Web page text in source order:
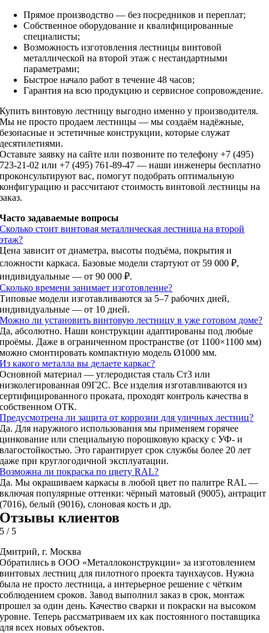
Прямое производство — без посредников и переплат;
Собственное оборудование и квалифицированные
специалисты;
Возможность изготовления лестницы винтовой
металлической на второй этаж с нестандартными
параметрами;
Быстрое начало работ в течение 48 часов;
Гарантия на всю продукцию и сервисное сопровождение.
Купить винтовую лестницу выгодно именно у производителя.
Мы не просто продаем лестницы — мы создаём надёжные,
безопасные и эстетичные конструкции, которые служат
десятилетиями.
Оставьте заявку на сайте или позвоните по телефону +7 (495)
723-21-02 или +7 (495) 761-89-47 — наши инженеры бесплатно
проконсультируют вас, помогут подобрать оптимальную
конфигурацию и рассчитают стоимость винтовой лестницы на
заказ.
Часто задаваемые вопросы
Сколько стоит винтовая металлическая лестница на второй
этаж?
Цена зависит от диаметра, высоты подъёма, покрытия и
сложности каркаса. Базовые модели стартуют от 59 000 ₽,
индивидуальные — от 90 000 ₽.
Сколько времени занимает изготовление?
Типовые модели изготавливаются за 5–7 рабочих дней,
индивидуальные — от 10 дней.
Можно ли установить винтовую лестницу в уже готовом доме?
Да, абсолютно. Наши конструкции адаптированы под любые
проёмы. Даже в ограниченном пространстве (от 1100×1100 мм)
можно смонтировать компактную модель Ø1000 мм.
Из какого металла вы делаете каркас?
Основной материал — углеродистая сталь Ст3 или
низколегированная 09Г2С. Все изделия изготавливаются из
сертифицированного проката, проходят контроль качества в
собственном ОТК.
Предусмотрена ли защита от коррозии для уличных лестниц?
Да. Для наружного использования мы применяем горячее
цинкование или специальную порошковую краску с УФ- и
влагостойкостью. Это гарантирует срок службы более 20 лет
даже при круглогодичной эксплуатации.
Возможна ли покраска по цвету RAL?
Да. Мы окрашиваем каркасы в любой цвет по палитре RAL —
включая популярные оттенки: чёрный матовый (9005), антрацит
(7016), белый (9016), слоновая кость и др.
Отзывы клиентов
5 / 5
Дмитрий, г. Москва
Обратились в ООО «Металлоконструкции» за изготовлением
винтовых лестниц для пилотного проекта таунхаусов. Нужна
была не просто лестница, а интерьерное решение с чётким
соблюдением сроков. Завод выполнил заказ в срок, монтаж
прошел за один день. Качество сварки и покраски на высоком
уровне. Теперь рассматриваем их как постоянного поставщика
для всех новых объектов.